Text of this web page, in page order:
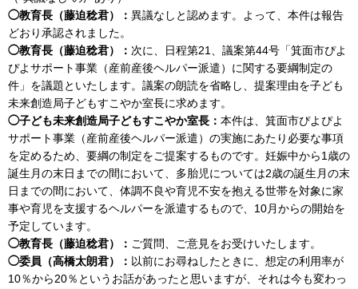
◯教育長（藤迫稔君）： 異議なしと認めます。よって、本件は報告
どおり承認されました。
◯教育長（藤迫稔君）： 次に、日程第21、議案第44号「箕面市ぴよ
ぴよサポート事業（産前産後ヘルパー派遣）に関する要綱制定の
件」を議題といたします。議案の朗読を省略し、提案理由を子ども
未来創造局子どもすこやか室長に求めます。
◯子ども未来創造局子どもすこやか室長： 本件は、箕面市ぴよぴよ
サポート事業（産前産後ヘルパー派遣）の実施にあたり必要な事項
を定めるため、要綱の制定をご提案するものです。妊娠中から1歳の
誕生月の末日までの間において、多胎児については2歳の誕生月の末
日までの間において、体調不良や育児不安を抱える世帯を対象に家
事や育児を支援するヘルパーを派遣するもので、10月からの開始を
予定しています。
◯教育長（藤迫稔君）： ご質問、ご意見をお受けいたします。
◯委員（高橋太朗君）： 以前にお尋ねしたときに、想定の利用率が
10％から20％というお話があったと思いますが、それは今も変わっ